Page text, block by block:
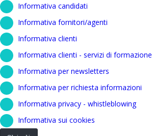
Informativa candidati
Informativa fornitori/agenti
Informativa clienti
Informativa clienti - servizi di formazione
Informativa per newsletters
Informativa per richiesta informazioni
Informativa privacy - whistleblowing
Informativa sui cookies